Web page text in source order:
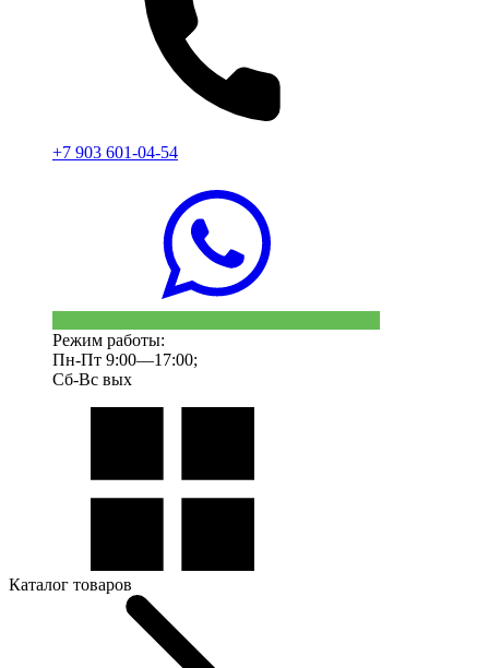
+7 903 601-04-54
Режим работы:
Пн-Пт 9:00—17:00;
Сб-Вс вых
Каталог товаров